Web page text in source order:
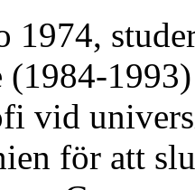
1974,
(1984-
vid
för att